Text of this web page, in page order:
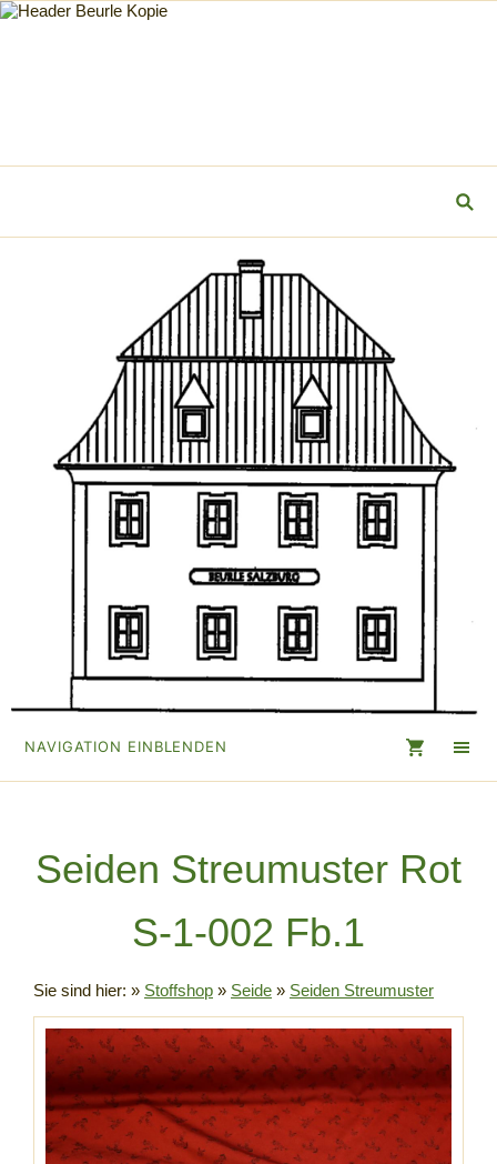
NAVIGATION EINBLENDEN
Seiden Streumuster Rot
S-1-002 Fb.1
Sie sind hier: » Stoffshop » Seide » Seiden Streumuster